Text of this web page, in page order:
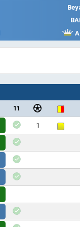
11
1